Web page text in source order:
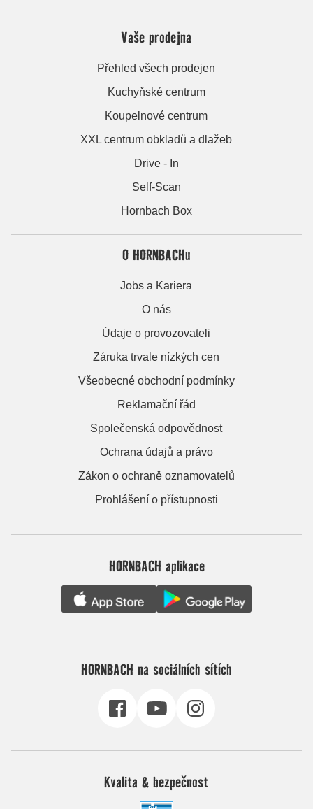
Vaše prodejna
Přehled všech prodejen
Kuchyňské centrum
Koupelnové centrum
XXL centrum obkladů a dlažeb
Drive - In
Self-Scan
Hornbach Box
O HORNBACHu
Jobs a Kariera
O nás
Údaje o provozovateli
Záruka trvale nízkých cen
Všeobecné obchodní podmínky
Reklamační řád
Společenská odpovědnost
Ochrana údajů a právo
Zákon o ochraně oznamovatelů
Prohlášení o přístupnosti
HORNBACH aplikace
HORNBACH na sociálních sítích
Kvalita & bezpečnost